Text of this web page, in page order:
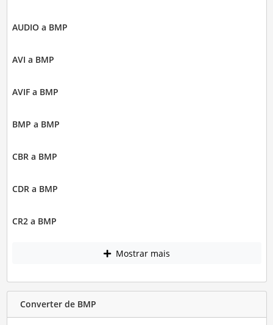
AUDIO a BMP
AVI a BMP
AVIF a BMP
BMP a BMP
CBR a BMP
CDR a BMP
CR2 a BMP
Mostrar mais
Converter de BMP